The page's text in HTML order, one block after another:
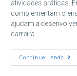
atividades práticas.
complementam o
ajudam a
carreira.
Continue Lendo
O